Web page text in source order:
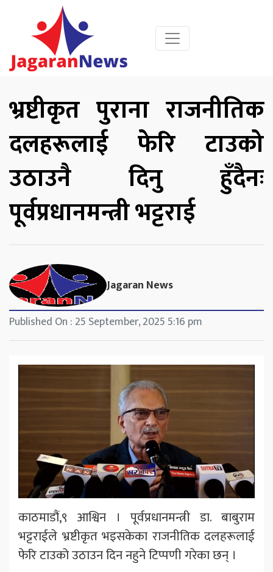
भ्रष्टीकृत पुराना राजनीतिक
दलहरूलाई फेरि टाउको
उठाउनै दिनु हुँदैनः
पूर्वप्रधानमन्त्री भट्टराई
Jagaran News
Published On : 25 September, 2025 5:16 pm
काठमाडौं,९ आश्विन । पूर्वप्रधानमन्त्री डा. बाबुराम
भट्टराईले भ्रष्टीकृत भइसकेका राजनीतिक दलहरूलाई
फेरि टाउको उठाउन दिन नहुने टिप्पणी गरेका छन् ।